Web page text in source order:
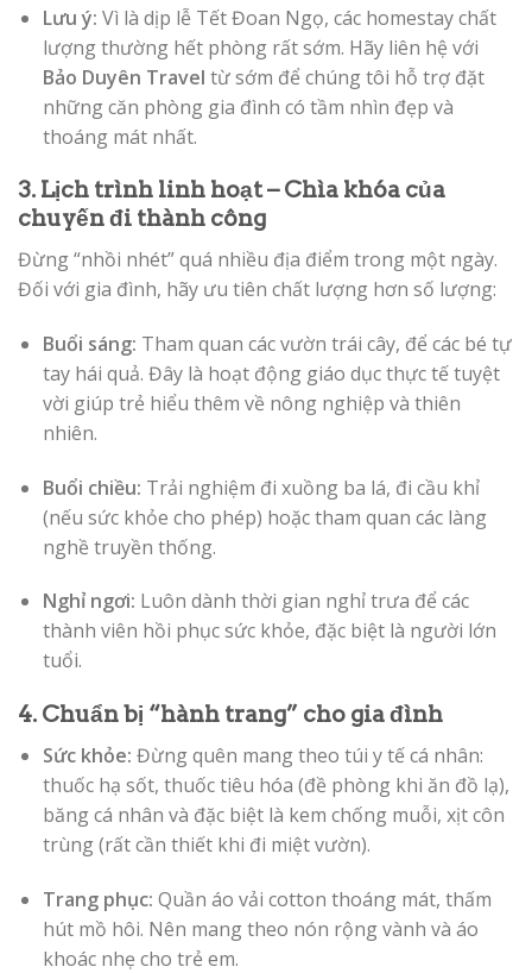
Lưu ý: Vì là dịp lễ Tết Đoan Ngọ, các homestay chất
lượng thường hết phòng rất sớm. Hãy liên hệ với
Bảo Duyên Travel từ sớm để chúng tôi hỗ trợ đặt
những căn phòng gia đình có tầm nhìn đẹp và
thoáng mát nhất.
3. Lịch trình linh hoạt – Chìa khóa của
chuyến đi thành công
Đừng “nhồi nhét” quá nhiều địa điểm trong một ngày.
Đối với gia đình, hãy ưu tiên chất lượng hơn số lượng:
Buổi sáng: Tham quan các vườn trái cây, để các bé tự
tay hái quả. Đây là hoạt động giáo dục thực tế tuyệt
vời giúp trẻ hiểu thêm về nông nghiệp và thiên
nhiên.
Buổi chiều: Trải nghiệm đi xuồng ba lá, đi cầu khỉ
(nếu sức khỏe cho phép) hoặc tham quan các làng
nghề truyền thống.
Nghỉ ngơi: Luôn dành thời gian nghỉ trưa để các
thành viên hồi phục sức khỏe, đặc biệt là người lớn
tuổi.
4. Chuẩn bị “hành trang” cho gia đình
Sức khỏe: Đừng quên mang theo túi y tế cá nhân:
thuốc hạ sốt, thuốc tiêu hóa (đề phòng khi ăn đồ lạ),
băng cá nhân và đặc biệt là kem chống muỗi, xịt côn
trùng (rất cần thiết khi đi miệt vườn).
Trang phục: Quần áo vải cotton thoáng mát, thấm
hút mồ hôi. Nên mang theo nón rộng vành và áo
khoác nhẹ cho trẻ em.